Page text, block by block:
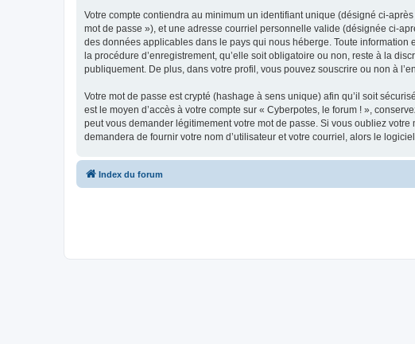
Votre compte contiendra au minimum un identifiant unique (désigné ci-
mot de passe »), et une adresse courriel personnelle valide (désignée ci-
des données applicables dans le pays qui nous héberge. Toute information
la procédure d’enregistrement, qu’elle soit obligatoire ou non, reste à la
publiquement. De plus, dans votre profil, vous pouvez souscrire ou non à
Votre mot de passe est crypté (hashage à sens unique) afin qu’il soit
est le moyen d’accès à votre compte sur « Cyberpotes, le forum ! »,
peut vous demander légitimement votre mot de passe. Si vous oubliez
demandera de fournir votre nom d’utilisateur et votre courriel, alors le
Index du forum